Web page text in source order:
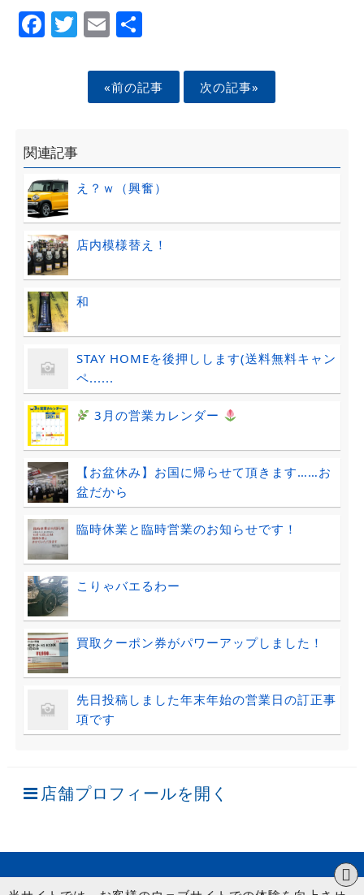
Facebook
Twitter
EmailShare
«前の記事 次の記事»
関連記事
え？ｗ（興奮）
店内模様替え！
和
STAY HOMEを後押しします(送料無料キャン
ペ......
3月の営業カレンダー
【お盆休み】お国に帰らせて頂きます……お
盆だから
臨時休業と臨時営業のお知らせです！
こりゃバエるわー
買取クーポン券がパワーアップしました！
先日投稿しました年末年始の営業日の訂正事
項です
店舗プロフィールを開く